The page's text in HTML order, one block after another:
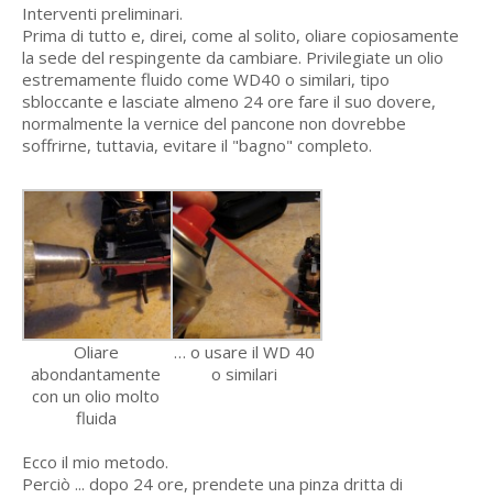
Interventi preliminari.
Prima di tutto e, direi, come al solito, oliare copiosamente
la sede del respingente da cambiare. Privilegiate un olio
estremamente fluido come WD40 o similari, tipo
sbloccante e lasciate almeno 24 ore fare il suo dovere,
normalmente la vernice del pancone non dovrebbe
soffrirne, tuttavia, evitare il "bagno" completo.
Oliare
abondantamente
con un olio molto
fluida
… o usare il WD 40
o similari
Ecco il mio metodo.
Perciò ... dopo 24 ore, prendete una pinza dritta di